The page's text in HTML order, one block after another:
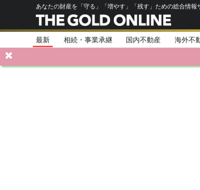
あなたの財産を「守る」「増やす」「残す」ための総合情報
最新 相続・事業承継 国内不動産 海外不